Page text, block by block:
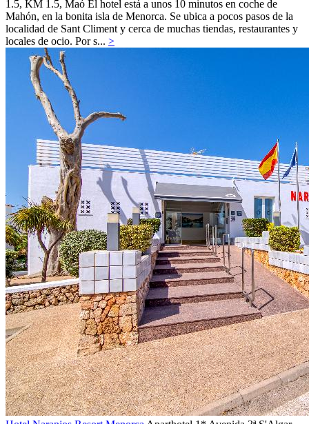
1.5, KM 1.5, Maó El hotel está a unos 10 minutos en coche de
Mahón, en la bonita isla de Menorca. Se ubica a pocos pasos de la
localidad de Sant Climent y cerca de muchas tiendas, restaurantes y
locales de ocio. Por s... >